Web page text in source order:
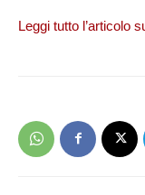
Leggi tutto l’articolo